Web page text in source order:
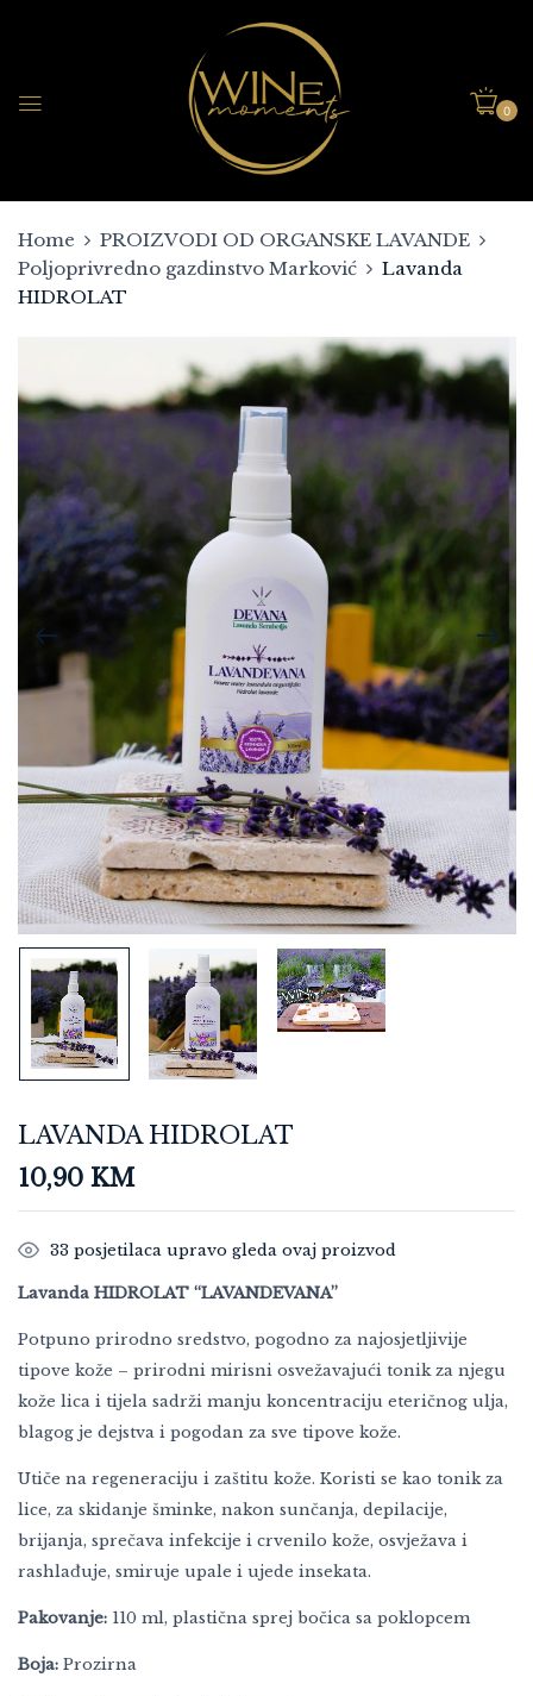
0
Home
PROIZVODI OD ORGANSKE LAVANDE
Poljoprivredno gazdinstvo Marković
Lavanda
HIDROLAT
LAVANDA HIDROLAT
10,90 KM
33 posjetilaca upravo gleda ovaj proizvod
Lavanda HIDROLAT “LAVANDEVANA”
Potpuno prirodno sredstvo, pogodno za najosjetljivije
tipove kože – prirodni mirisni osvežavajući tonik za njegu
kože lica i tijela sadrži manju koncentraciju eteričnog ulja,
blagog je dejstva i pogodan za sve tipove kože.
Utiče na regeneraciju i zaštitu kože. Koristi se kao tonik za
lice, za skidanje šminke, nakon sunčanja, depilacije,
brijanja, sprečava infekcije i crvenilo kože, osvježava i
rashlađuje, smiruje upale i ujede insekata.
Pakovanje: 110 ml, plastična sprej bočica sa poklopcem
Boja: Prozirna